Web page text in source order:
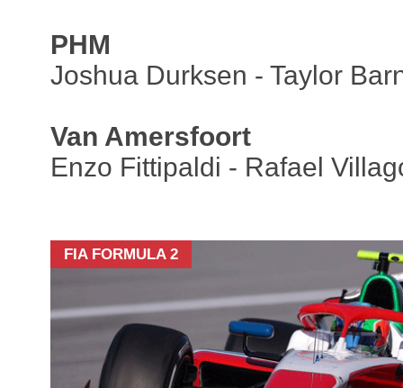
PHM
Joshua Durksen‍‍ - Taylor
Van Amersfoort
Enzo Fittipaldi - Rafael
FIA FORMULA 2